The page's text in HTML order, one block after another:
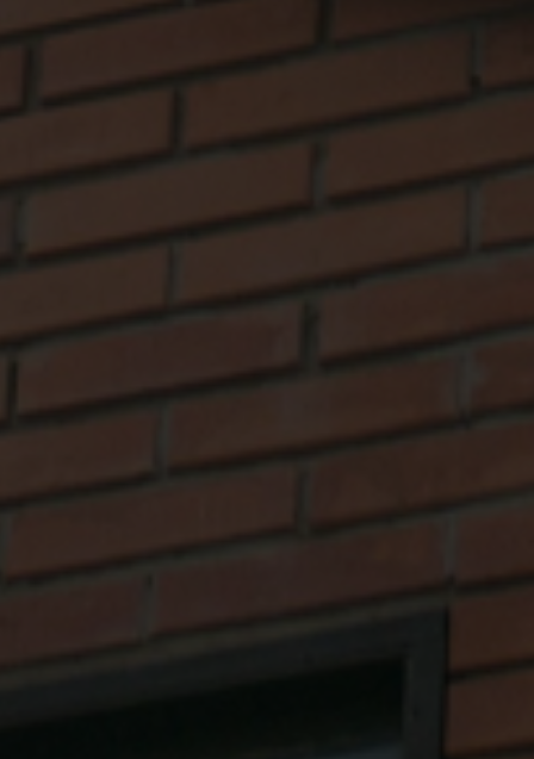
Escolha a vaga que você
quer concorrer:
vagas para início de curso
vagas a partir do 2º ano de curso